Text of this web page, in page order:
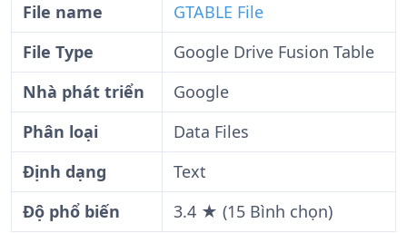
File name
GTABLE File
File Type
Google Drive Fusion Table
Nhà phát triển
Google
Phân loại
Data Files
Định dạng
Text
Độ phổ biến
3.4 ★ (15 Bình chọn)